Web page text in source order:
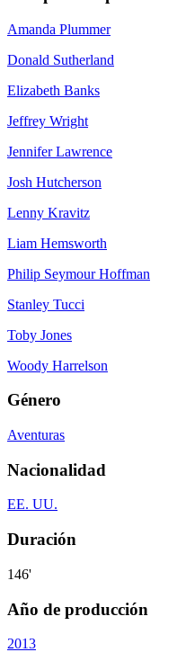
Amanda Plummer
Donald Sutherland
Elizabeth Banks
Jeffrey Wright
Jennifer Lawrence
Josh Hutcherson
Lenny Kravitz
Liam Hemsworth
Philip Seymour Hoffman
Stanley Tucci
Toby Jones
Woody Harrelson
Género
Aventuras
Nacionalidad
EE. UU.
Duración
146'
Año de producción
2013